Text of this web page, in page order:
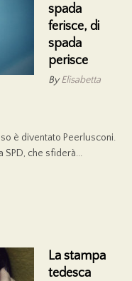
spada
ferisce, di
spada
perisce
ByElisabetta
è diventato Peerlusconi.
SPD, che sfiderà...
La stampa
tedesca